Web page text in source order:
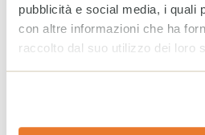
pubblicità e social media, i quali
con altre informazioni che ha
raccolto dal suo utilizzo dei loro
promuovere le ambizioni dei più
nostraesperienza di qualitàe
multisettoriale integrato , allo
meglio, dando ispirazione alle